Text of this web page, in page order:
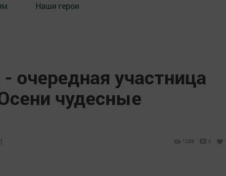
Наши герои
очередная участница
чудесные
1288 0